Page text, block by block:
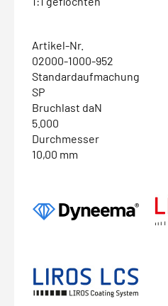
Artikel-Nr.
02000-1000-952
Standardaufmachung
SP
Bruchlast daN
5.000
Durchmesser
10,00 mm